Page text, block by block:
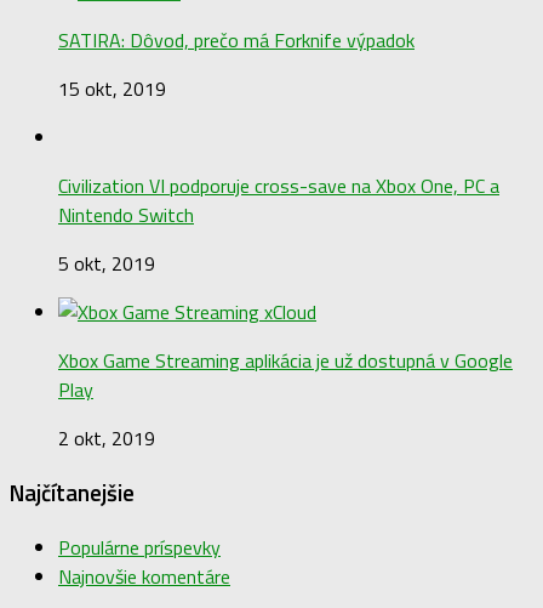
SATIRA: Dôvod, prečo má Forknife výpadok
15 okt, 2019
Civilization VI podporuje cross-save na Xbox One, PC a
Nintendo Switch
5 okt, 2019
Xbox Game Streaming aplikácia je už dostupná v Google
Play
2 okt, 2019
Najčítanejšie
Populárne príspevky
Najnovšie komentáre